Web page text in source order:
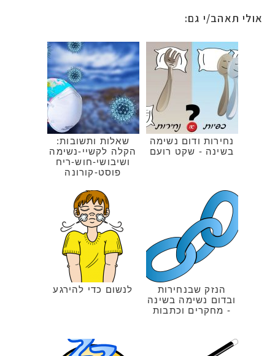
אולי תאהב/י גם:
נחירות ודום נשימה
בשינה - שקט רועם
שאלות ותשובות:
הקלה לקשיי-נשימה
ושיבושי-חוש-ריח
פוסט-קורונה
הנזק שבנחירות
ובדום נשימה בשינה
- מחקרים וכתבות
לנשום כדי להירגע